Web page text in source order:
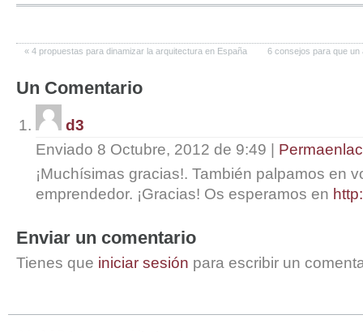
« 4 propuestas para dinamizar la arquitectura en España 6 consejos para que
Un Comentario
d3
Enviado 8 Octubre, 2012 de 9:49
¡Muchísimas gracias!. También palpamos en
emprendedor. ¡Gracias! Os esperamos en
Enviar un comentario
Tienes que iniciar sesión para escribir un